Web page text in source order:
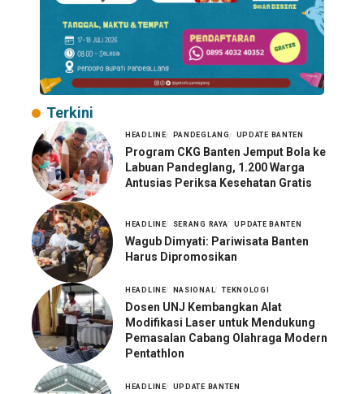
Terkini
HEADLINE PANDEGLANG UPDATE BANTEN
Program CKG Banten Jemput Bola ke
Labuan Pandeglang, 1.200 Warga
Antusias Periksa Kesehatan Gratis
HEADLINE SERANG RAYA UPDATE BANTEN
Wagub Dimyati: Pariwisata Banten
Harus Dipromosikan
HEADLINE NASIONAL TEKNOLOGI
Dosen UNJ Kembangkan Alat
Modifikasi Laser untuk Mendukung
Pemasalan Cabang Olahraga Modern
Pentathlon
HEADLINE UPDATE BANTEN